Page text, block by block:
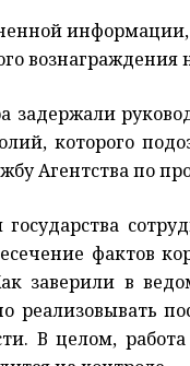
вознаграждения
задержали
которого
Агентства по
фактов
заверили в
реализовывать
В целом,